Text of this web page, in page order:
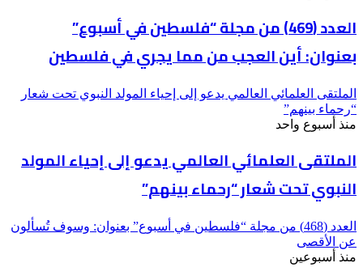
العدد (469) من مجلة “فلسطين في أسبوع”
بعنوان: أين العجب من مما يجري في فلسطين
الملتقى العلمائي العالمي يدعو إلى إحياء المولد النبوي تحت شعار
“رحماء بينهم”
منذ أسبوع واحد
الملتقى العلمائي العالمي يدعو إلى إحياء المولد
النبوي تحت شعار “رحماء بينهم”
العدد (468) من مجلة “فلسطين في أسبوع” بعنوان: وسوف تُسألون
عن الأقصى
منذ أسبوعين